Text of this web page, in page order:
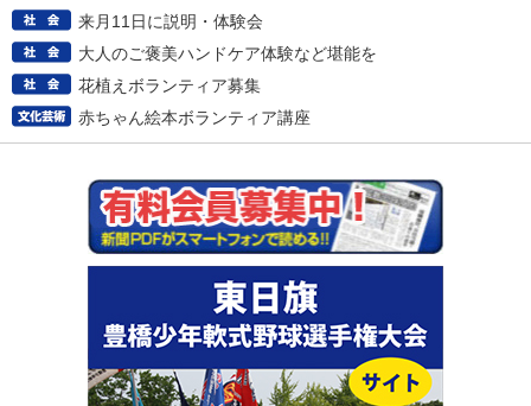
来月11日に説明・体験会
大人のご褒美ハンドケア体験など堪能を
花植えボランティア募集
赤ちゃん絵本ボランティア講座